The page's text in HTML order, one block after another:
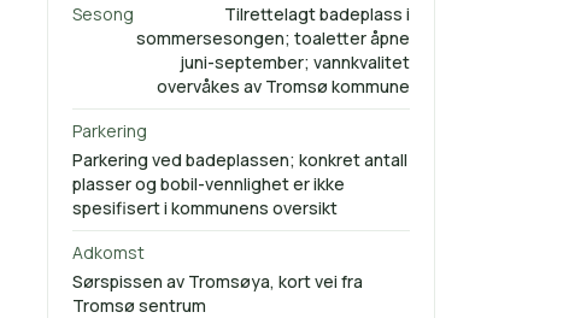
Sesong
Tilrettelagt badeplass i
sommersesongen; toaletter åpne
juni-september; vannkvalitet
overvåkes av Tromsø kommune
Parkering
Parkering ved badeplassen; konkret antall
plasser og bobil-vennlighet er ikke
spesifisert i kommunens oversikt
Adkomst
Sørspissen av Tromsøya, kort vei fra
Tromsø sentrum